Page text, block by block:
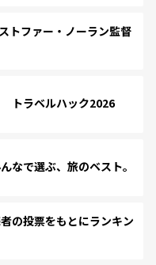
トファー・ノーラン監督
トラベルハック2026
で選ぶ、旅のベスト。
の投票をもとにランキン